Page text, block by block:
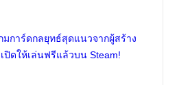
มการ์ดกลยุทธ์สุดแนวจากผู้สร้าง
ปิดให้เล่นฟรีแล้วบน Steam!